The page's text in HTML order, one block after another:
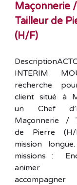
Maçonnerie /
Tailleur de
(H/F)
INTERIM
recherche
client situé à
un Chef
Maçonnerie /
de Pierre
mission
missions :